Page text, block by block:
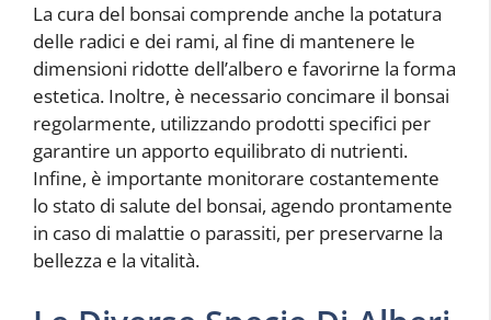
La cura del bonsai comprende anche la potatura
delle radici e dei rami, al fine di mantenere le
dimensioni ridotte dell’albero e favorirne la forma
estetica. Inoltre, è necessario concimare il bonsai
regolarmente, utilizzando prodotti specifici per
garantire un apporto equilibrato di nutrienti.
Infine, è importante monitorare costantemente
lo stato di salute del bonsai, agendo prontamente
in caso di malattie o parassiti, per preservarne la
bellezza e la vitalità.